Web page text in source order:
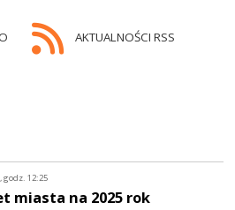
AKTUALNOŚCI RSS
godz. 12:25
miasta na 2025 rok